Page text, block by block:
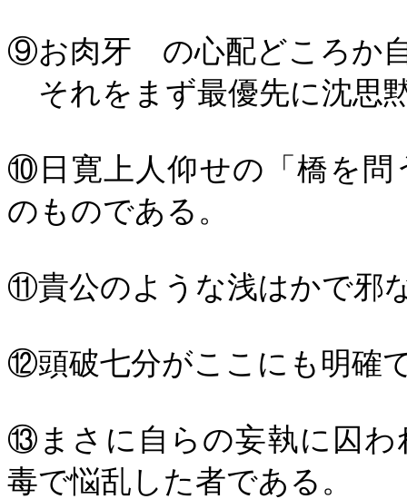
⑨お肉牙 の心配どころか
それをまず最優先に沈思
⑩日寛上人仰せの「橋を問
のものである。
⑪貴公のような浅はかで邪
⑫頭破七分がここにも明確
⑬まさに自らの妄執に囚わ
毒で悩乱した者である。